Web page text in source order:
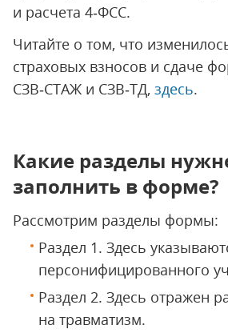
и расчета 4‑ФСС.
Читайте о том, что
страховых взносов и сдаче
СЗВ‑СТАЖ и СЗВ‑ТД, здесь.
Какие разделы
заполнить в форме?
Рассмотрим разделы формы:
Раздел 1. Здесь
персонифицированного
Раздел 2. Здесь отражен
на травматизм.